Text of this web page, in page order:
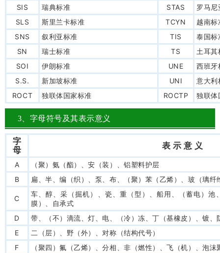
SIS
瑞典标准 STAS
罗马尼
SLS
斯里兰卡标准 TCYN
越南标
SNS
叙利亚标准 TIS
泰国标
SN
瑞士标准 TS
土耳其
SOI
伊朗标准 UNE
西班牙
S.S.
新加坡标准 UNI
意大利
ROCT
独联体国家标准 ROCTP 独联体
3、字母符号及其表示意义
字
母
表 示 意 义
A
（聚）氨（酯）、安（装）、铝塑料护层
B
扁、半、编（织）、泵、布、（聚）苯（乙烯）、玻（璃
C
车、醇、采（掘机）、瓷、重（型）、船用、（蓄电）池
膜）、自承式
D
带、（不）滴流、灯、电、（冷）冻、丁（基橡皮）、镀、
E
二（层）、野（外）、对称（结构代号）
F
（聚四）氟（乙烯）、分相、非（燃性）、飞（机）、泡沫